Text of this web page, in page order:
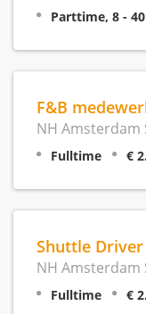
Parttime, 8 -
F&B
NH
Fulltime €
Shuttle Driver
NH
Fulltime €